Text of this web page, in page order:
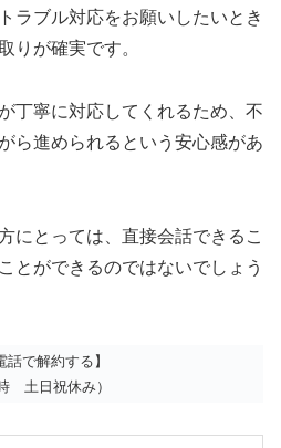
ラブル対応をお願いしたいとき
りが確実です。
丁寧に対応してくれるため、不
ら進められるという安心感があ
にとっては、直接会話できるこ
とができるのではないでしょう
話で解約する】
土日祝休み）